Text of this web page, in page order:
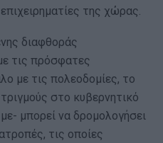
της χώρας.
διαφθοράς
τις πρόσφατες
με τις πολεοδομίες, το
στο κυβερνητικό
μπορεί να δρομολογήσει
τις οποίες